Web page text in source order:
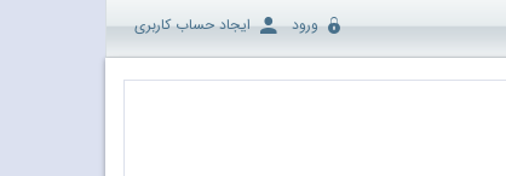
ورود ایجاد حساب کاربری